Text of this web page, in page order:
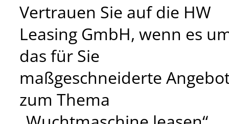
Vertrauen Sie auf die HW
Leasing GmbH, wenn es
das für Sie
maßgeschneiderte
zum Thema